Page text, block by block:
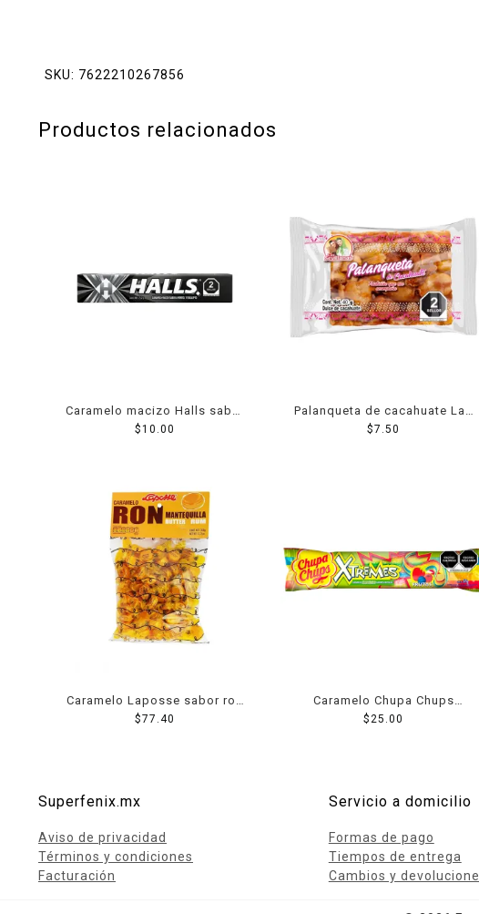
SKU: 7622210267856
Productos relacionados
Caramelo macizo Halls sabor
a menta y eucalipto 24.75 g
$10.00
Palanqueta de cacahuate Las
Sevillanas 40 g
$7.50
Caramelo Laposse sabor ron
mantequilla 350 g
$77.40
Caramelo Chupa Chups
Xtremes en tiras sabor frutas
$ 25.00
Superfenix.mx
Aviso de privacidad
Términos y condiciones
Facturación
Servicio a domicilio
Formas de pago
Tiempos de entrega
Cambios y